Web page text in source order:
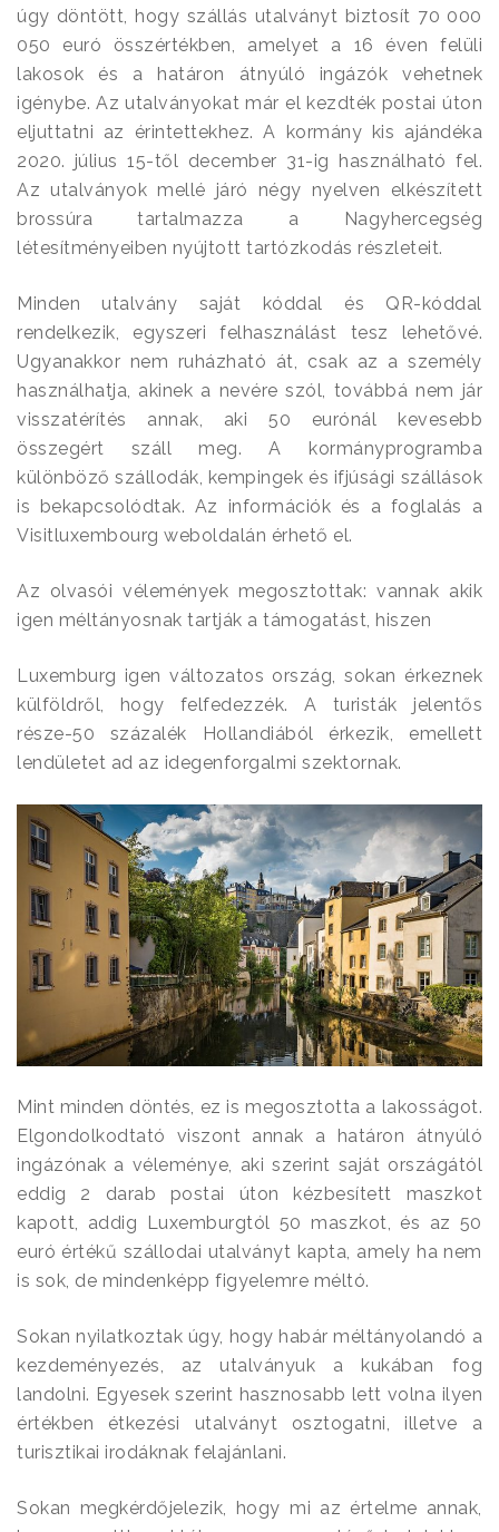
úgy döntött, hogy szállás utalványt biztosít 70 000
050 euró összértékben, amelyet a 16 éven felüli
lakosok és a határon átnyúló ingázók vehetnek
igénybe. Az utalványokat már el kezdték postai úton
eljuttatni az érintettekhez. A kormány kis ajándéka
2020. július 15-től december 31-ig használható fel.
Az utalványok mellé járó négy nyelven elkészített
brossúra tartalmazza a Nagyhercegség
létesítményeiben nyújtott tartózkodás részleteit.
Minden utalvány saját kóddal és QR-kóddal
rendelkezik, egyszeri felhasználást tesz lehetővé.
Ugyanakkor nem ruházható át, csak az a személy
használhatja, akinek a nevére szól, továbbá nem jár
visszatérítés annak, aki 50 eurónál kevesebb
összegért száll meg. A kormányprogramba
különböző szállodák, kempingek és ifjúsági szállások
is bekapcsolódtak. Az információk és a foglalás a
Visitluxembourg weboldalán érhető el.
Az olvasói vélemények megosztottak: vannak akik
igen méltányosnak tartják a támogatást, hiszen
Luxemburg igen változatos ország, sokan érkeznek
külföldről, hogy felfedezzék. A turisták jelentős
része-50 százalék Hollandiából érkezik, emellett
lendületet ad az idegenforgalmi szektornak.
Mint minden döntés, ez is megosztotta a lakosságot.
Elgondolkodtató viszont annak a határon átnyúló
ingázónak a véleménye, aki szerint saját országától
eddig 2 darab postai úton kézbesített maszkot
kapott, addig Luxemburgtól 50 maszkot, és az 50
euró értékű szállodai utalványt kapta, amely ha nem
is sok, de mindenképp figyelemre méltó.
Sokan nyilatkoztak úgy, hogy habár méltányolandó a
kezdeményezés, az utalványuk a kukában fog
landolni. Egyesek szerint hasznosabb lett volna ilyen
értékben étkezési utalványt osztogatni, illetve a
turisztikai irodáknak felajánlani.
Sokan megkérdőjelezik, hogy mi az értelme annak,